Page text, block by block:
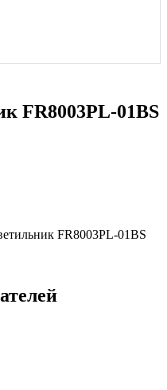
FR8003PL-01BS
FR8003PL-01BS